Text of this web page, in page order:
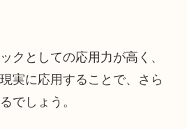
クとしての応用力が高く、
実に応用することで、さら
でしょう。